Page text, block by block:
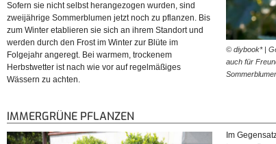
© diybook* |
auch für
Sofern sie nicht selbst herangezogen wurden, sind
zweijährige Sommerblumen jetzt noch zu pflanzen. Bis
zum Winter etablieren sie sich an ihrem Standort und
werden durch den Frost im Winter zur Blüte im
Folgejahr angeregt. Bei warmem, trockenem
Herbstwetter ist nach wie vor auf regelmäßiges
Wässern zu achten.
IMMERGRÜNE PFLANZEN
Im